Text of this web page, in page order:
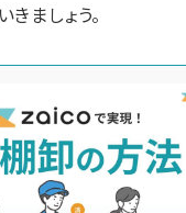
ましょう。